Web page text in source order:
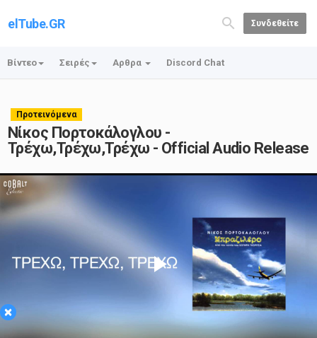
elTube.GR Συνδεθείτε
Βίντεο Σειρές Αρθρα Discord Chat
Προτεινόμενα
Νίκος Πορτοκάλογλου -
Τρέχω,Τρέχω,Τρέχω - Official Audio Release
×
Play